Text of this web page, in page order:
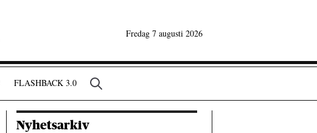
Fredag 7 augusti 2026
FLASHBACK 3.0
Nyhetsarkiv